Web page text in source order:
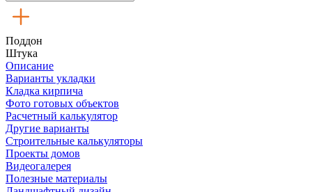
Поддон
Штука
Описание
Варианты укладки
Кладка кирпича
Фото готовых объектов
Расчетный калькулятор
Другие варианты
Строительные калькуляторы
Проекты домов
Видеогалерея
Полезные материалы